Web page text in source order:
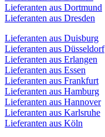
Lieferanten aus Dortmund
Lieferanten aus Dresden
Lieferanten aus Duisburg
Lieferanten aus Düsseldorf
Lieferanten aus Erlangen
Lieferanten aus Essen
Lieferanten aus Frankfurt
Lieferanten aus Hamburg
Lieferanten aus Hannover
Lieferanten aus Karlsruhe
Lieferanten aus Köln